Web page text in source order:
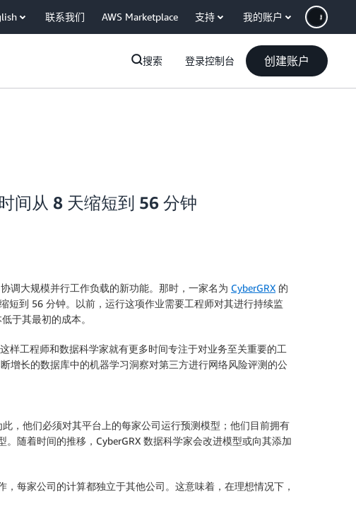
联系我们 AWS Marketplace 支持 我的账户
搜索 登录控制台 创建账户
间从 8 天缩短到 56 分钟
调大规模并行工作负载的新功能。那时，一家名为 CyberGRX 的
短到 56 分钟。以前，运行这项作业需要工程师对其进行持续监
于其最初的成本。
样工程师和数据科学家就有更多时间专注于对业务至关重要的工
增长的数据库中的机器学习洞察对第三方进行网络风险评测的公
，他们必须对其平台上的每家公司运行预测模型；他们目前拥有
随着时间的推移，CyberGRX 数据科学家会改进模型或向其添加
每家公司的计算都独立于其他公司。这意味着，在理想情况下，